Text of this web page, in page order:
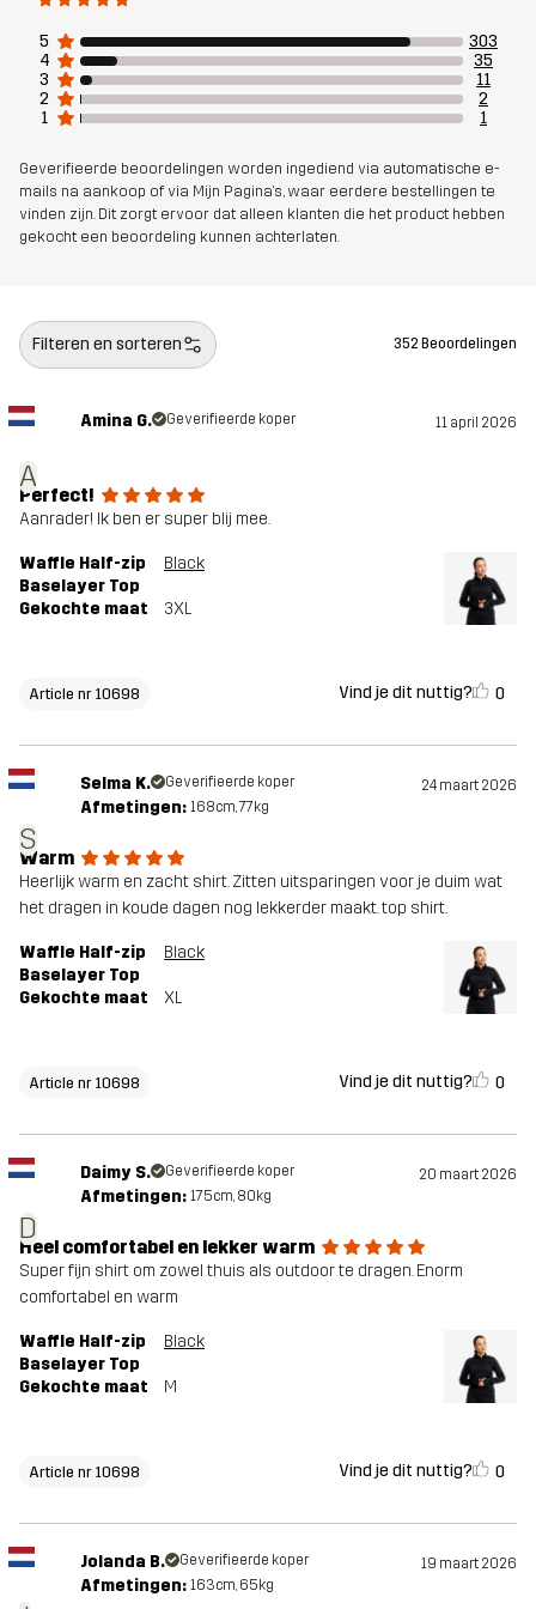
Gewicht 284g in maat Medium
Duurzaamheid Details over gerecyclede materialen
Ontworpen
voor
ALLROUND
5
303
4
35
3
11
2
2
1
1
Geverifieerde beoordelingen worden ingediend via automatische e-
mails na aankoop of via Mijn Pagina's, waar eerdere bestellingen te
vinden zijn. Dit zorgt ervoor dat alleen klanten die het product hebben
gekocht een beoordeling kunnen achterlaten.
Filteren en sorteren 352 Beoordelingen
A
Amina G. Geverifieerde koper 11 april 2026
Perfect!
Aanrader! Ik ben er super blij mee.
Waffle Half-zip
Baselayer Top
Black
Gekochte maat 3XL
Article nr 10698 Vind je dit nuttig? 0
S
Selma K. Geverifieerde koper 24 maart 2026
Afmetingen: 168cm, 77kg
Warm
Heerlijk warm en zacht shirt. Zitten uitsparingen voor je duim wat
het dragen in koude dagen nog lekkerder maakt. top shirt.
Waffle Half-zip
Baselayer Top
Black
Gekochte maat XL
Article nr 10698 Vind je dit nuttig? 0
D
Daimy S. Geverifieerde koper 20 maart 2026
Afmetingen: 175cm, 80kg
Heel comfortabel en lekker warm
Super fijn shirt om zowel thuis als outdoor te dragen. Enorm
comfortabel en warm
Waffle Half-zip
Baselayer Top
Black
Gekochte maat M
Article nr 10698 Vind je dit nuttig? 0
Jolanda B. Geverifieerde koper 19 maart 2026
Afmetingen: 163cm, 65kg